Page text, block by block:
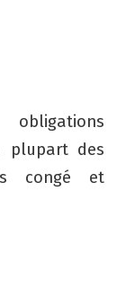
plupart des
congé et